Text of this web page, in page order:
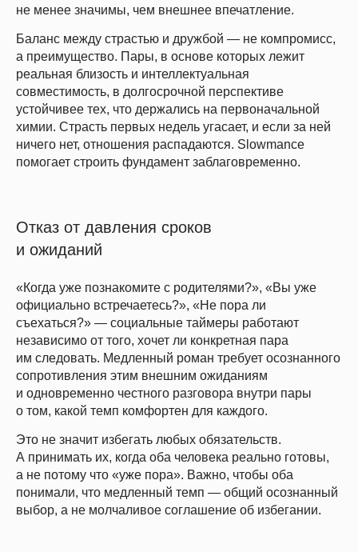
не менее значимы, чем внешнее впечатление.
Баланс между страстью и дружбой — не компромисс,
а преимущество. Пары, в основе которых лежит
реальная близость и интеллектуальная
совместимость, в долгосрочной перспективе
устойчивее тех, что держались на первоначальной
химии. Страсть первых недель угасает, и если за ней
ничего нет, отношения распадаются. Slowmance
помогает строить фундамент заблаговременно.
Отказ от давления сроков
и ожиданий
«Когда уже познакомите с родителями?», «Вы уже
официально встречаетесь?», «Не пора ли
съехаться?» — социальные таймеры работают
независимо от того, хочет ли конкретная пара
им следовать. Медленный роман требует осознанного
сопротивления этим внешним ожиданиям
и одновременно честного разговора внутри пары
о том, какой темп комфортен для каждого.
Это не значит избегать любых обязательств.
А принимать их, когда оба человека реально готовы,
а не потому что «уже пора». Важно, чтобы оба
понимали, что медленный темп — общий осознанный
выбор, а не молчаливое соглашение об избегании.